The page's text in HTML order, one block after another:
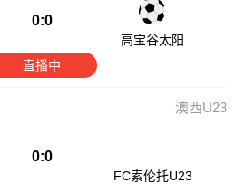
0:0
高宝谷太阳
直播中
澳西U23
0:0
FC索伦托U23